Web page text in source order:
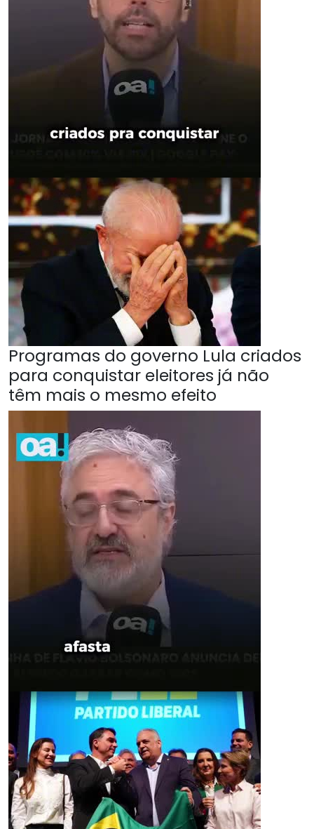
Programas do governo Lula criados
para conquistar eleitores já não
têm mais o mesmo efeito